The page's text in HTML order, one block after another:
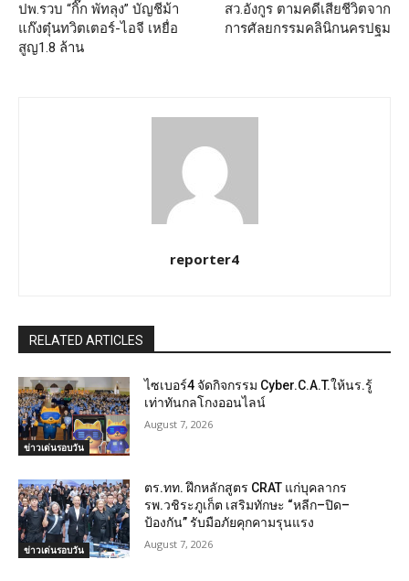
ปพ.รวบ “กิ๊ก พัทลุง” บัญชีม้า
แก๊งตุ๋นทวิตเตอร์-ไอจี เหยื่อ
สูญ1.8 ล้าน
สว.อังกูร ตามคดีเสียชีวิตจาก
การศัลยกรรมคลินิกนครปฐม
reporter4
RELATED ARTICLES
ข่าวเด่นรอบวัน
ไซเบอร์4 จัดกิจกรรม Cyber.C.A.T.ให้นร.รู้
เท่าทันกลโกงออนไลน์
August 7, 2026
ข่าวเด่นรอบวัน
ตร.ทท. ฝึกหลักสูตร CRAT แก่บุคลากร
รพ.วชิระภูเก็ต เสริมทักษะ “หลีก–ปิด–
ป้องกัน” รับมือภัยคุกคามรุนแรง
August 7, 2026